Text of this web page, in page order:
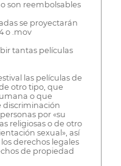
son reembolsables
se proyectarán
o .mov
tantas películas
las películas de
otro tipo, que
o que
discriminación
por «su
religiosas o de otro
sexual», así
derechos legales
de propiedad